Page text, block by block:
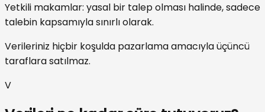
Yetkili makamlar: yasal bir talep olması halinde, sadece
talebin kapsamıyla sınırlı olarak.
Verileriniz hiçbir koşulda pazarlama amacıyla üçüncü
taraflara satılmaz.
V